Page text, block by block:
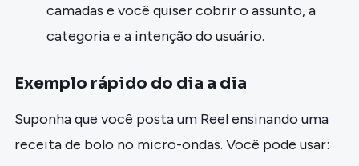
camadas e você quiser cobrir o assunto, a
categoria e a intenção do usuário.
Exemplo rápido do dia a dia
Suponha que você posta um Reel ensinando uma
receita de bolo no micro-ondas. Você pode usar: